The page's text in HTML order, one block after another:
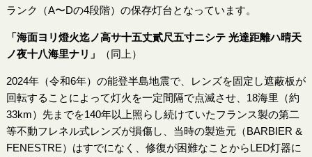
ランク（A〜Dの4段階）の保存灯台となっています。
「海面ヨリ燈火迄ノ高サ十五丈貳尺五寸ニシテ 光達距離ハ晴天
ノ夜十八海里ナリ」
（同上）
2024年（令和6年）の能登半島地震で、レンズを固定し遮蔽板が
回転することによって灯火を一定間隔で点滅させ、18海里（約
33km）先までを140年以上照らし続けていたフランス製の第二
等不動フレネル式レンズが損傷し、当時の製造元（BARBIER &
FENESTRE）はすでになく、修復が困難なことからLED灯器に